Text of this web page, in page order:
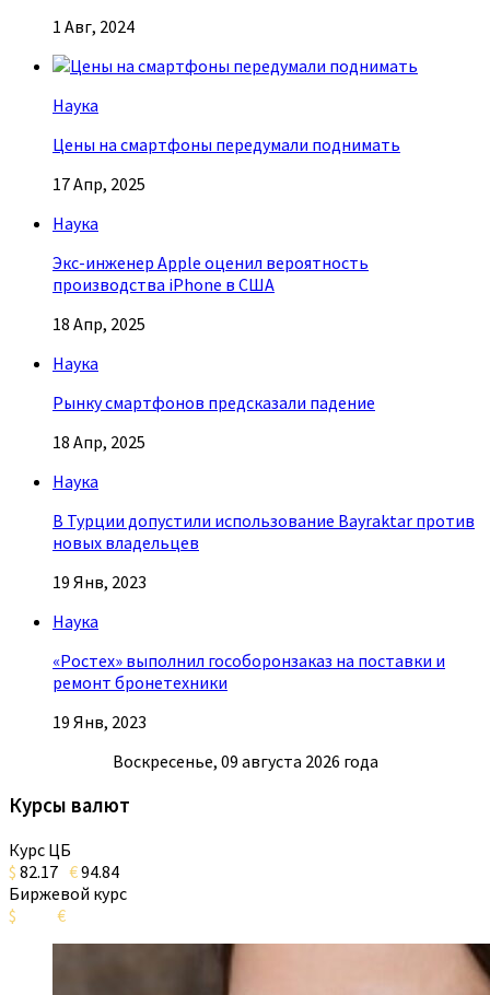
1 Авг, 2024
Наука
Цены на смартфоны передумали поднимать
17 Апр, 2025
Наука
Экс-инженер Apple оценил вероятность
производства iPhone в США
18 Апр, 2025
Наука
Рынку смартфонов предсказали падение
18 Апр, 2025
Наука
В Турции допустили использование Bayraktar против
новых владельцев
19 Янв, 2023
Наука
«Ростех» выполнил гособоронзаказ на поставки и
ремонт бронетехники
19 Янв, 2023
Воскресенье, 09 августа 2026 года
Курсы валют
Курс ЦБ
$ 82.17 €94.84
Биржевой курс
$
€